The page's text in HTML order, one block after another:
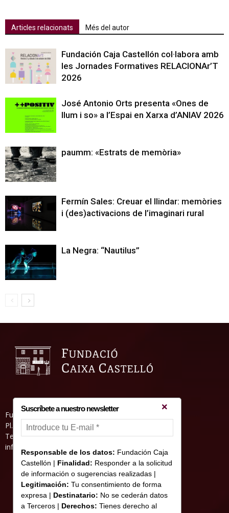
Articles relacionats Més del autor
Fundación Caja Castellón col·labora amb
les Jornades Formatives RELACIONAr’T
2026
José Antonio Orts presenta «Ones de
llum i so» a l’Espai en Xarxa d’ANIAV 2026
paumm: «Estrats de memòria»
Fermín Sales: Creuar el llindar: memòries
i (des)activacions de l’imaginari rural
La Negra: “Nautilus”
Fundació Caixa Castelló • Casa Abadía
Pl. de l’Herba, s/nº. 12001 Castelló de la Plana
Telèfon 964 232 551 • Fax 964 231 550
informacion@fundacioncajacastellon.es
Suscríbete a nuestro newsletter
Responsable de los datos: Fundación Caja
Castellón | Finalidad: Responder a la solicitud
de información o sugerencias realizadas |
Legitimación: Tu consentimiento de forma
expresa | Destinatario: No se cederán datos
a Terceros | Derechos: Tienes derecho al